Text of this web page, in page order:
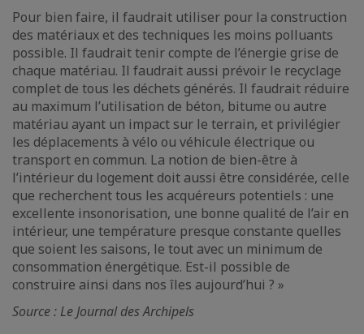
Pour bien faire, il faudrait utiliser pour la construction
des matériaux et des techniques les moins polluants
possible. Il faudrait tenir compte de l’énergie grise de
chaque matériau. Il faudrait aussi prévoir le recyclage
complet de tous les déchets générés. Il faudrait réduire
au maximum l’utilisation de béton, bitume ou autre
matériau ayant un impact sur le terrain, et privilégier
les déplacements à vélo ou véhicule électrique ou
transport en commun. La notion de bien-être à
l’intérieur du logement doit aussi être considérée, celle
que recherchent tous les acquéreurs potentiels : une
excellente insonorisation, une bonne qualité de l’air en
intérieur, une température presque constante quelles
que soient les saisons, le tout avec un minimum de
consommation énergétique. Est-il possible de
construire ainsi dans nos îles aujourd’hui ? »
Source : Le Journal des Archipels